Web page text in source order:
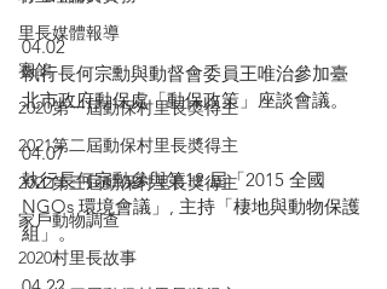
里長媒體報導
賽鴿
2020第一屆動保村里長奬得主
2021第二屆動保村里長奬得主
2022第三屆動保村里長奬得主
家戶動物調查
2020村里長故事
04.02
執行長何宗勳與動督會委員王唯治參加臺
北市政府動保處「動保政策」座談會議。
04.07
執行長何宗勳參與第12 屆「2015 全國
NGOs 環境會議」, 主持「棲地與動物保護
組」。